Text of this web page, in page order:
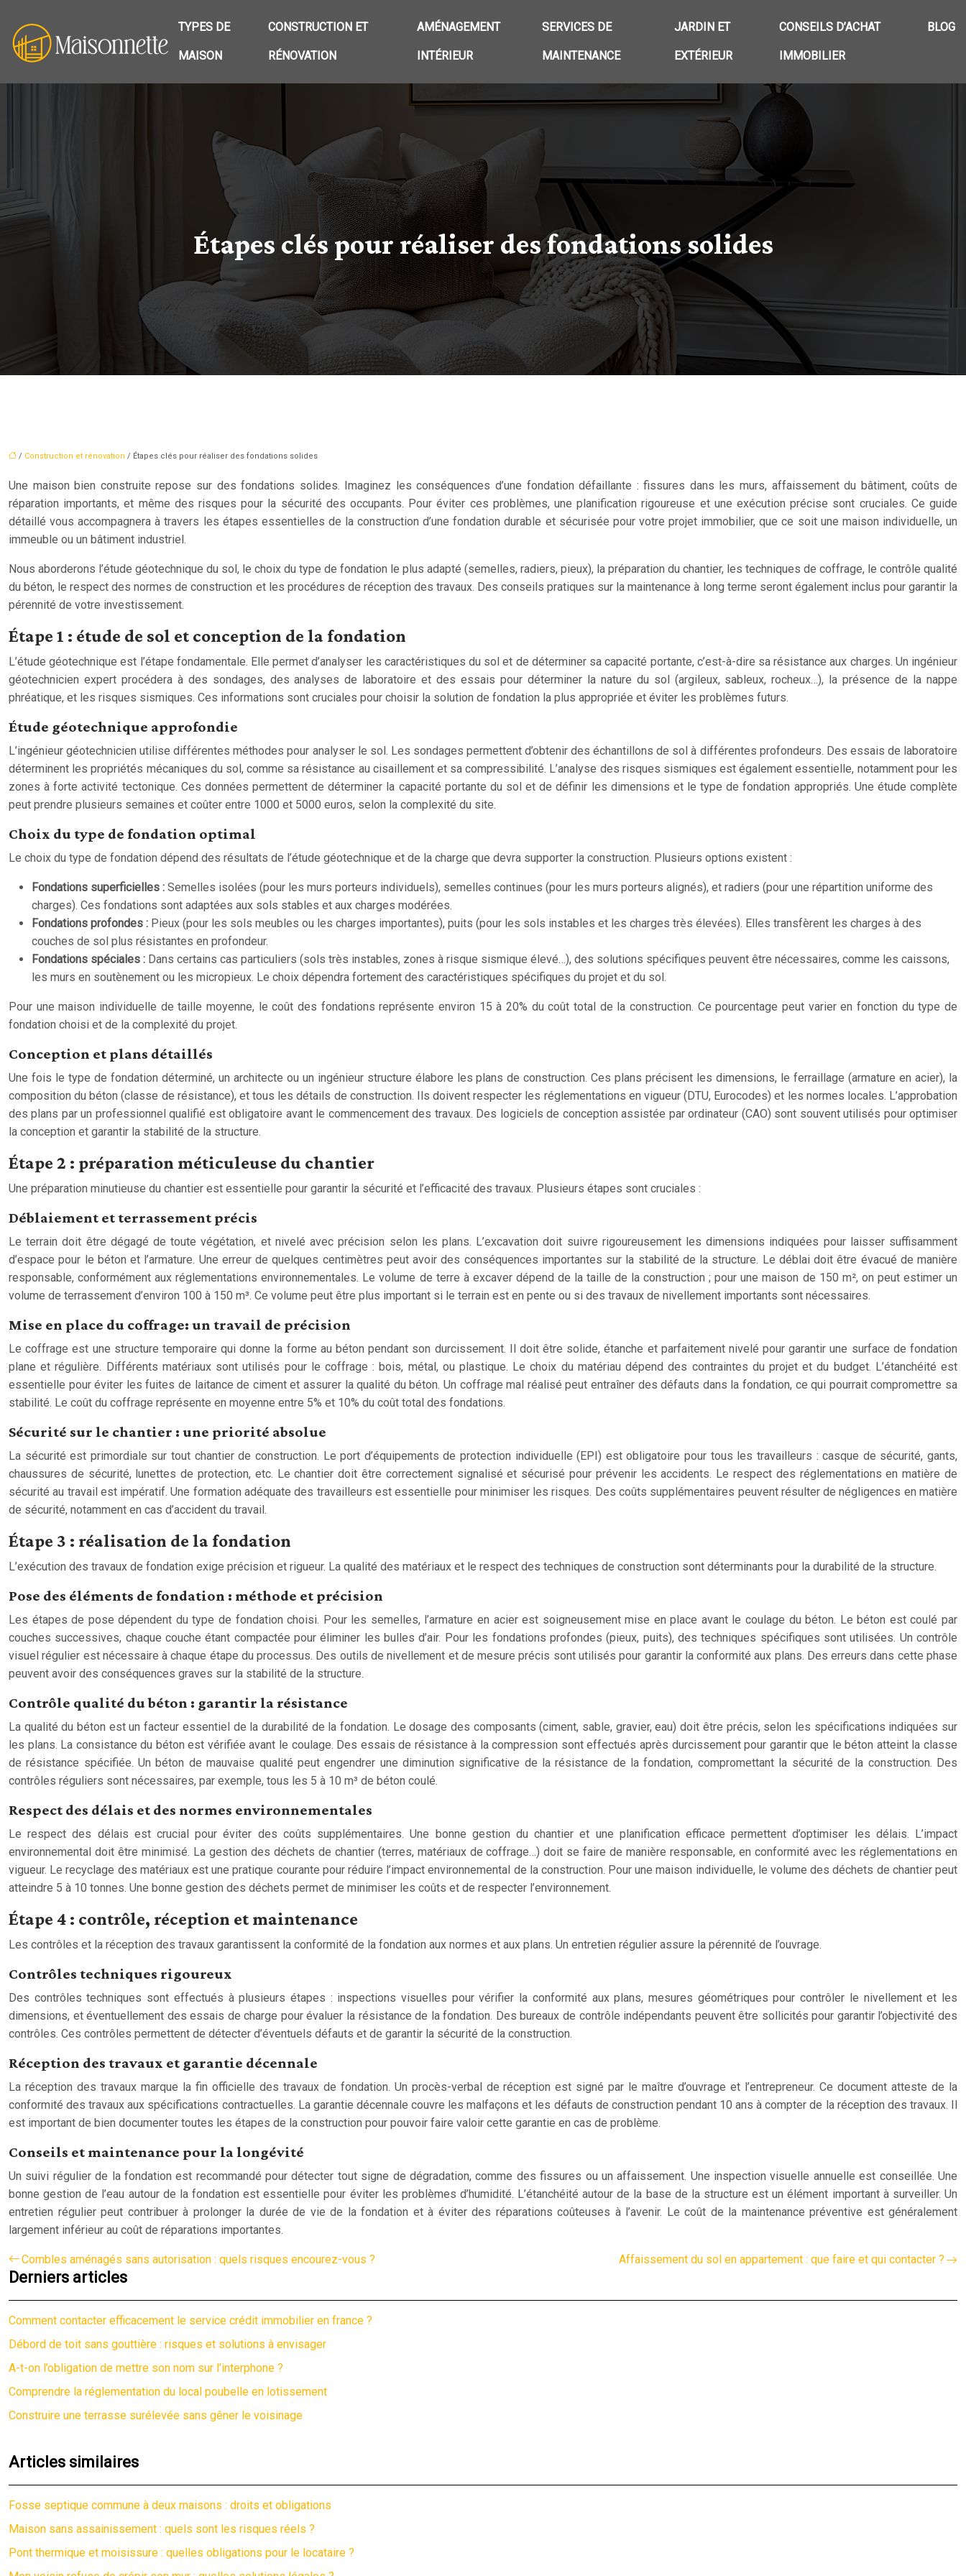
TYPES DE
MAISON
CONSTRUCTION ET
RÉNOVATION
AMÉNAGEMENT
INTÉRIEUR
SERVICES DE
MAINTENANCE
JARDIN ET
EXTÉRIEUR
CONSEILS D’ACHAT
IMMOBILIER
BLOG
Étapes clés pour réaliser des fondations solides
/ Construction et rénovation / Étapes clés pour réaliser des fondations solides
Une maison bien construite repose sur des fondations solides. Imaginez les conséquences d’une fondation défaillante : fissures dans les murs, affaissement du bâtiment, coûts de
réparation importants, et même des risques pour la sécurité des occupants. Pour éviter ces problèmes, une planification rigoureuse et une exécution précise sont cruciales. Ce guide
détaillé vous accompagnera à travers les étapes essentielles de la construction d’une fondation durable et sécurisée pour votre projet immobilier, que ce soit une maison individuelle, un
immeuble ou un bâtiment industriel.
Nous aborderons l’étude géotechnique du sol, le choix du type de fondation le plus adapté (semelles, radiers, pieux), la préparation du chantier, les techniques de coffrage, le contrôle qualité
du béton, le respect des normes de construction et les procédures de réception des travaux. Des conseils pratiques sur la maintenance à long terme seront également inclus pour garantir la
pérennité de votre investissement.
Étape 1 : étude de sol et conception de la fondation
L’étude géotechnique est l’étape fondamentale. Elle permet d’analyser les caractéristiques du sol et de déterminer sa capacité portante, c’est-à-dire sa résistance aux charges. Un ingénieur
géotechnicien expert procédera à des sondages, des analyses de laboratoire et des essais pour déterminer la nature du sol (argileux, sableux, rocheux…), la présence de la nappe
phréatique, et les risques sismiques. Ces informations sont cruciales pour choisir la solution de fondation la plus appropriée et éviter les problèmes futurs.
Étude géotechnique approfondie
L’ingénieur géotechnicien utilise différentes méthodes pour analyser le sol. Les sondages permettent d’obtenir des échantillons de sol à différentes profondeurs. Des essais de laboratoire
déterminent les propriétés mécaniques du sol, comme sa résistance au cisaillement et sa compressibilité. L’analyse des risques sismiques est également essentielle, notamment pour les
zones à forte activité tectonique. Ces données permettent de déterminer la capacité portante du sol et de définir les dimensions et le type de fondation appropriés. Une étude complète
peut prendre plusieurs semaines et coûter entre 1000 et 5000 euros, selon la complexité du site.
Choix du type de fondation optimal
Le choix du type de fondation dépend des résultats de l’étude géotechnique et de la charge que devra supporter la construction. Plusieurs options existent :
Fondations superficielles : Semelles isolées (pour les murs porteurs individuels), semelles continues (pour les murs porteurs alignés), et radiers (pour une répartition uniforme des
charges). Ces fondations sont adaptées aux sols stables et aux charges modérées.
Fondations profondes : Pieux (pour les sols meubles ou les charges importantes), puits (pour les sols instables et les charges très élevées). Elles transfèrent les charges à des
couches de sol plus résistantes en profondeur.
Fondations spéciales : Dans certains cas particuliers (sols très instables, zones à risque sismique élevé…), des solutions spécifiques peuvent être nécessaires, comme les caissons,
les murs en soutènement ou les micropieux. Le choix dépendra fortement des caractéristiques spécifiques du projet et du sol.
Pour une maison individuelle de taille moyenne, le coût des fondations représente environ 15 à 20% du coût total de la construction. Ce pourcentage peut varier en fonction du type de
fondation choisi et de la complexité du projet.
Conception et plans détaillés
Une fois le type de fondation déterminé, un architecte ou un ingénieur structure élabore les plans de construction. Ces plans précisent les dimensions, le ferraillage (armature en acier), la
composition du béton (classe de résistance), et tous les détails de construction. Ils doivent respecter les réglementations en vigueur (DTU, Eurocodes) et les normes locales. L’approbation
des plans par un professionnel qualifié est obligatoire avant le commencement des travaux. Des logiciels de conception assistée par ordinateur (CAO) sont souvent utilisés pour optimiser
la conception et garantir la stabilité de la structure.
Étape 2 : préparation méticuleuse du chantier
Une préparation minutieuse du chantier est essentielle pour garantir la sécurité et l’efficacité des travaux. Plusieurs étapes sont cruciales :
Déblaiement et terrassement précis
Le terrain doit être dégagé de toute végétation, et nivelé avec précision selon les plans. L’excavation doit suivre rigoureusement les dimensions indiquées pour laisser suffisamment
d’espace pour le béton et l’armature. Une erreur de quelques centimètres peut avoir des conséquences importantes sur la stabilité de la structure. Le déblai doit être évacué de manière
responsable, conformément aux réglementations environnementales. Le volume de terre à excaver dépend de la taille de la construction ; pour une maison de 150 m², on peut estimer un
volume de terrassement d’environ 100 à 150 m³. Ce volume peut être plus important si le terrain est en pente ou si des travaux de nivellement importants sont nécessaires.
Mise en place du coffrage: un travail de précision
Le coffrage est une structure temporaire qui donne la forme au béton pendant son durcissement. Il doit être solide, étanche et parfaitement nivelé pour garantir une surface de fondation
plane et régulière. Différents matériaux sont utilisés pour le coffrage : bois, métal, ou plastique. Le choix du matériau dépend des contraintes du projet et du budget. L’étanchéité est
essentielle pour éviter les fuites de laitance de ciment et assurer la qualité du béton. Un coffrage mal réalisé peut entraîner des défauts dans la fondation, ce qui pourrait compromettre sa
stabilité. Le coût du coffrage représente en moyenne entre 5% et 10% du coût total des fondations.
Sécurité sur le chantier : une priorité absolue
La sécurité est primordiale sur tout chantier de construction. Le port d’équipements de protection individuelle (EPI) est obligatoire pour tous les travailleurs : casque de sécurité, gants,
chaussures de sécurité, lunettes de protection, etc. Le chantier doit être correctement signalisé et sécurisé pour prévenir les accidents. Le respect des réglementations en matière de
sécurité au travail est impératif. Une formation adéquate des travailleurs est essentielle pour minimiser les risques. Des coûts supplémentaires peuvent résulter de négligences en matière
de sécurité, notamment en cas d’accident du travail.
Étape 3 : réalisation de la fondation
L’exécution des travaux de fondation exige précision et rigueur. La qualité des matériaux et le respect des techniques de construction sont déterminants pour la durabilité de la structure.
Pose des éléments de fondation : méthode et précision
Les étapes de pose dépendent du type de fondation choisi. Pour les semelles, l’armature en acier est soigneusement mise en place avant le coulage du béton. Le béton est coulé par
couches successives, chaque couche étant compactée pour éliminer les bulles d’air. Pour les fondations profondes (pieux, puits), des techniques spécifiques sont utilisées. Un contrôle
visuel régulier est nécessaire à chaque étape du processus. Des outils de nivellement et de mesure précis sont utilisés pour garantir la conformité aux plans. Des erreurs dans cette phase
peuvent avoir des conséquences graves sur la stabilité de la structure.
Contrôle qualité du béton : garantir la résistance
La qualité du béton est un facteur essentiel de la durabilité de la fondation. Le dosage des composants (ciment, sable, gravier, eau) doit être précis, selon les spécifications indiquées sur
les plans. La consistance du béton est vérifiée avant le coulage. Des essais de résistance à la compression sont effectués après durcissement pour garantir que le béton atteint la classe
de résistance spécifiée. Un béton de mauvaise qualité peut engendrer une diminution significative de la résistance de la fondation, compromettant la sécurité de la construction. Des
contrôles réguliers sont nécessaires, par exemple, tous les 5 à 10 m³ de béton coulé.
Respect des délais et des normes environnementales
Le respect des délais est crucial pour éviter des coûts supplémentaires. Une bonne gestion du chantier et une planification efficace permettent d’optimiser les délais. L’impact
environnemental doit être minimisé. La gestion des déchets de chantier (terres, matériaux de coffrage…) doit se faire de manière responsable, en conformité avec les réglementations en
vigueur. Le recyclage des matériaux est une pratique courante pour réduire l’impact environnemental de la construction. Pour une maison individuelle, le volume des déchets de chantier peut
atteindre 5 à 10 tonnes. Une bonne gestion des déchets permet de minimiser les coûts et de respecter l’environnement.
Étape 4 : contrôle, réception et maintenance
Les contrôles et la réception des travaux garantissent la conformité de la fondation aux normes et aux plans. Un entretien régulier assure la pérennité de l’ouvrage.
Contrôles techniques rigoureux
Des contrôles techniques sont effectués à plusieurs étapes : inspections visuelles pour vérifier la conformité aux plans, mesures géométriques pour contrôler le nivellement et les
dimensions, et éventuellement des essais de charge pour évaluer la résistance de la fondation. Des bureaux de contrôle indépendants peuvent être sollicités pour garantir l’objectivité des
contrôles. Ces contrôles permettent de détecter d’éventuels défauts et de garantir la sécurité de la construction.
Réception des travaux et garantie décennale
La réception des travaux marque la fin officielle des travaux de fondation. Un procès-verbal de réception est signé par le maître d’ouvrage et l’entrepreneur. Ce document atteste de la
conformité des travaux aux spécifications contractuelles. La garantie décennale couvre les malfaçons et les défauts de construction pendant 10 ans à compter de la réception des travaux. Il
est important de bien documenter toutes les étapes de la construction pour pouvoir faire valoir cette garantie en cas de problème.
Conseils et maintenance pour la longévité
Un suivi régulier de la fondation est recommandé pour détecter tout signe de dégradation, comme des fissures ou un affaissement. Une inspection visuelle annuelle est conseillée. Une
bonne gestion de l’eau autour de la fondation est essentielle pour éviter les problèmes d’humidité. L’étanchéité autour de la base de la structure est un élément important à surveiller. Un
entretien régulier peut contribuer à prolonger la durée de vie de la fondation et à éviter des réparations coûteuses à l’avenir. Le coût de la maintenance préventive est généralement
largement inférieur au coût de réparations importantes.
Combles aménagés sans autorisation : quels risques encourez-vous ? Affaissement du sol en appartement : que faire et qui contacter ?
Derniers articles
Comment contacter efficacement le service crédit immobilier en france ?
Débord de toit sans gouttière : risques et solutions à envisager
A-t-on l’obligation de mettre son nom sur l’interphone ?
Comprendre la réglementation du local poubelle en lotissement
Construire une terrasse surélevée sans gêner le voisinage
Articles similaires
Fosse septique commune à deux maisons : droits et obligations
Maison sans assainissement : quels sont les risques réels ?
Pont thermique et moisissure : quelles obligations pour le locataire ?